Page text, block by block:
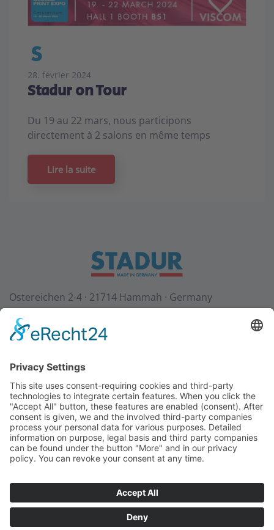
28. février 2024
Stadur on Tour
Du 19 au 22 mars, nous participons
directement à 2 salons en même temps
Lire la suite
Ostereichen 2-4 · 21714 Hammah · Germany
Contact Téléchargements
CGV
+49 (0) 4144 - 234 0
+49 (0) 4144 - 234 100
stadur@stadur.com
Heures d’ouverture:
Lu-Jeu:
7:30 - 16:30
Heures de chargement:
Lu-Jeu:
7:30 - 14:45